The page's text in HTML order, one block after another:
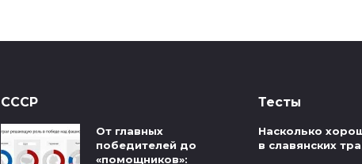
СССР
От главных
победителей до
«помощников»:
Тесты
Насколько
в славянских